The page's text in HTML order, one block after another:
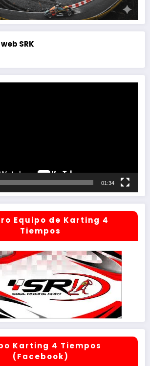
SRK
01:34
Equipo de Karting 4
Tiempos
Karting 4 Tiempos
(Facebook)